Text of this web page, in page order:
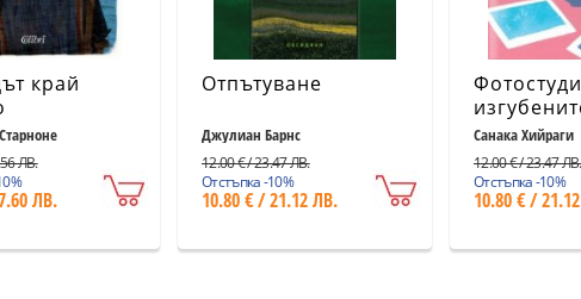
край
ЛВ.
ЛВ.
Отпътуване
Джулиан Барнс
12.00 € / 23.47 ЛВ.
Отстъпка -10%
10.80 € / 21.12 ЛВ.
спомени
Санака Хийраги
12.00 € / 23.47 ЛВ.
Отстъпка -10%
10.80 € /